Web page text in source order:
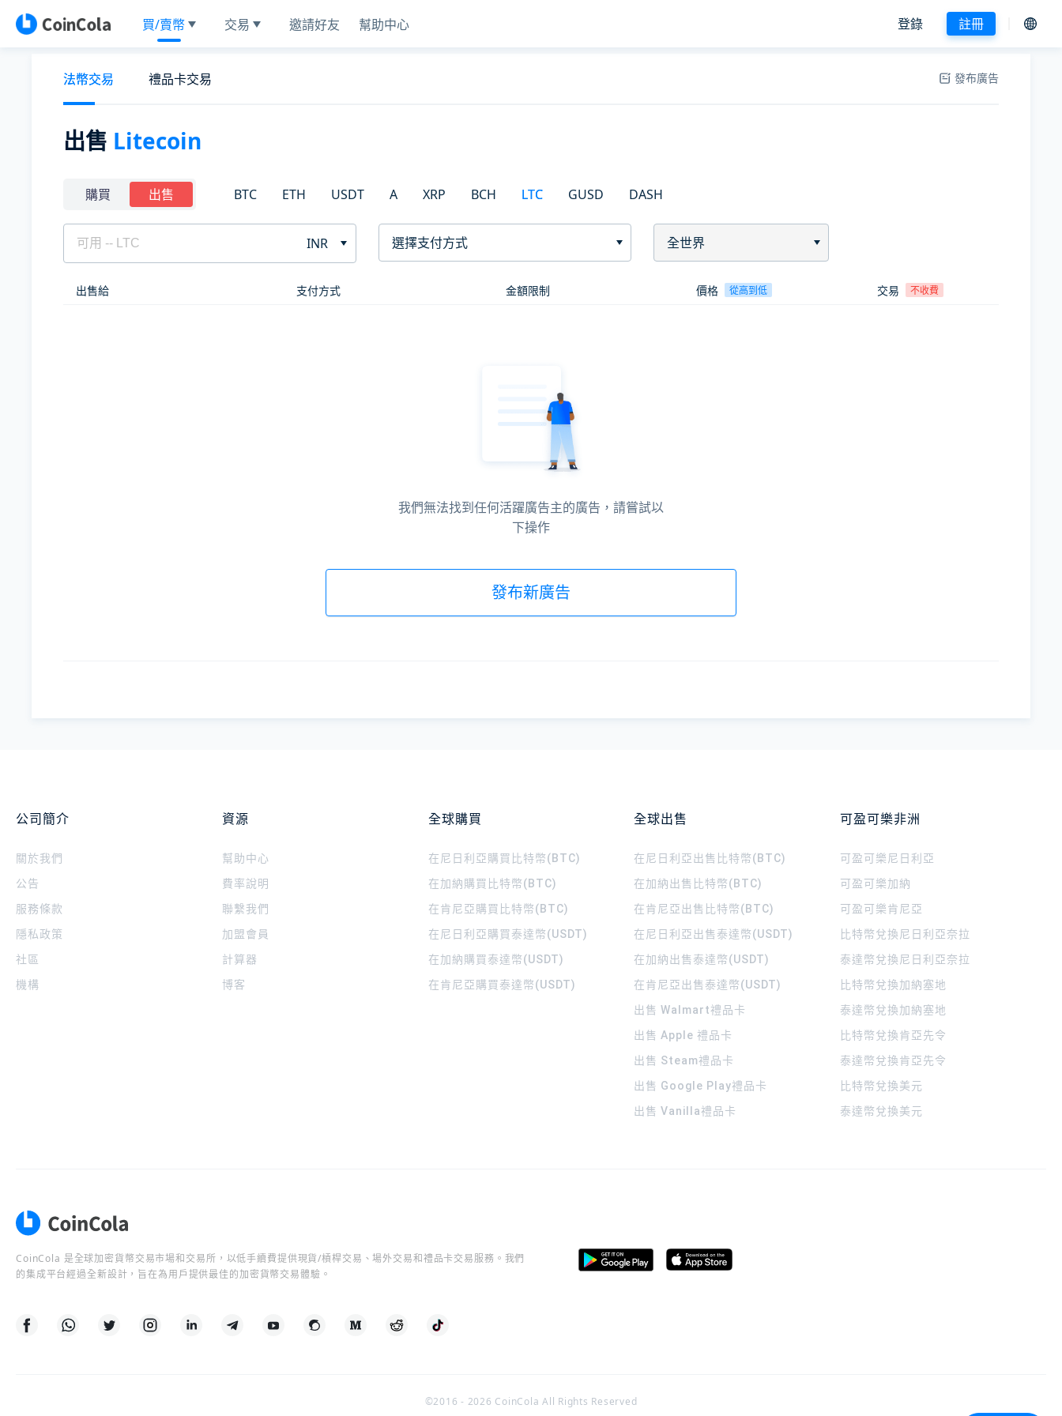
買/賣幣 交易 邀請好友 幫助中心 登錄 註冊
法幣交易 禮品卡交易 發布廣告
出售 Litecoin
購買 出售 BTC ETH USDT A XRP BCH LTC GUSD DASH
INR 選擇支付方式 全世界
出售給 支付方式 金額限制 價格 從高到低 交易 不收費
我們無法找到任何活躍廣告主的廣告，請嘗試以
下操作
發布新廣告
公司簡介
關於我們
公告
服務條款
隱私政策
社區
機構
資源
幫助中心
費率說明
聯繫我們
加盟會員
計算器
博客
全球購買
在尼日利亞購買比特幣(BTC)
在加納購買比特幣(BTC)
在肯尼亞購買比特幣(BTC)
在尼日利亞購買泰達幣(USDT)
在加納購買泰達幣(USDT)
在肯尼亞購買泰達幣(USDT)
全球出售
在尼日利亞出售比特幣(BTC)
在加納出售比特幣(BTC)
在肯尼亞出售比特幣(BTC)
在尼日利亞出售泰達幣(USDT)
在加納出售泰達幣(USDT)
在肯尼亞出售泰達幣(USDT)
出售 Walmart禮品卡
出售 Apple 禮品卡
出售 Steam禮品卡
出售 Google Play禮品卡
出售 Vanilla禮品卡
可盈可樂非洲
可盈可樂 尼日利亞
可盈可樂加納
可盈可樂肯尼亞
比特幣兌換尼日利亞奈拉
泰達幣兌換尼日利亞奈拉
比特幣兌換加納塞地
泰達幣兌換加納塞地
比特幣兌換肯亞先令
泰達幣兌換肯亞先令
比特幣兌換美元
泰達幣兌換美元
CoinCola 是全球加密貨幣交易市場和交易所，以低手續費提供現貨/槓桿交易、場外交易和禮品卡交易服務。我們
的集成平台經過全新設計，旨在為用戶提供最佳的加密貨幣交易體驗。
©2016 - 2026 CoinCola All Rights Reserved